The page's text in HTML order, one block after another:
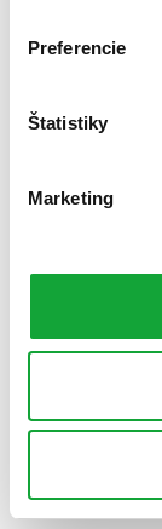
Preferencie
Štatistiky
Marketing